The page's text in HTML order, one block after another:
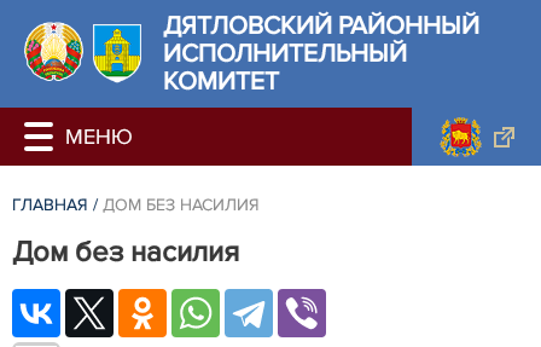
ДЯТЛОВСКИЙ РАЙОННЫЙ
ИСПОЛНИТЕЛЬНЫЙ
КОМИТЕТ
ГЛАВНАЯ / ДОМ БЕЗ НАСИЛИЯ
Дом без насилия